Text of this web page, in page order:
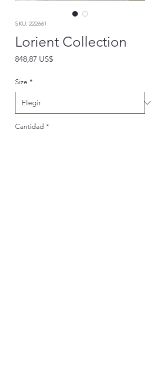
SKU: 222661
Lorient Collection
848,87 US$Precio
Size *
Cantidad *